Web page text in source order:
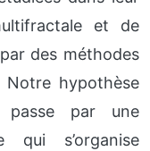
et de
des méthodes
Notre hypothèse
par une
qui s’organise